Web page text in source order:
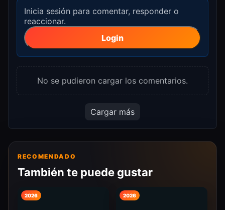
Inicia sesión para comentar, responder o
reaccionar.
Login
No se pudieron cargar los comentarios.
Cargar más
RECOMENDADO
También te puede gustar
2026 2026